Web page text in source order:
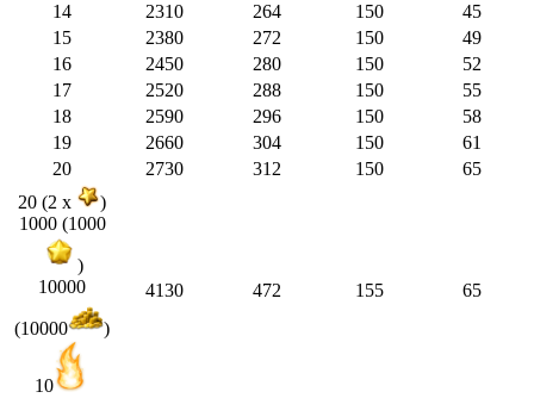
14
2310 264 150
45
15
2380 272 150
49
16
2450 280 150
52
17
2520 288 150
55
18
2590 296 150
58
19
2660 304 150
61
20
2730 312 150
65
20 (2 x
)
1000 (1000
)
10000
(10000 )
10
4130 472 155 65